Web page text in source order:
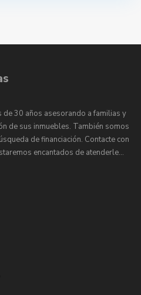
30 años asesorando a familias y
de sus inmuebles. También somos
de financiación. Contacte con
encantados de atenderle…